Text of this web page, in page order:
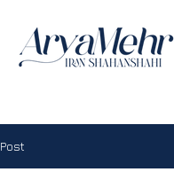
Post